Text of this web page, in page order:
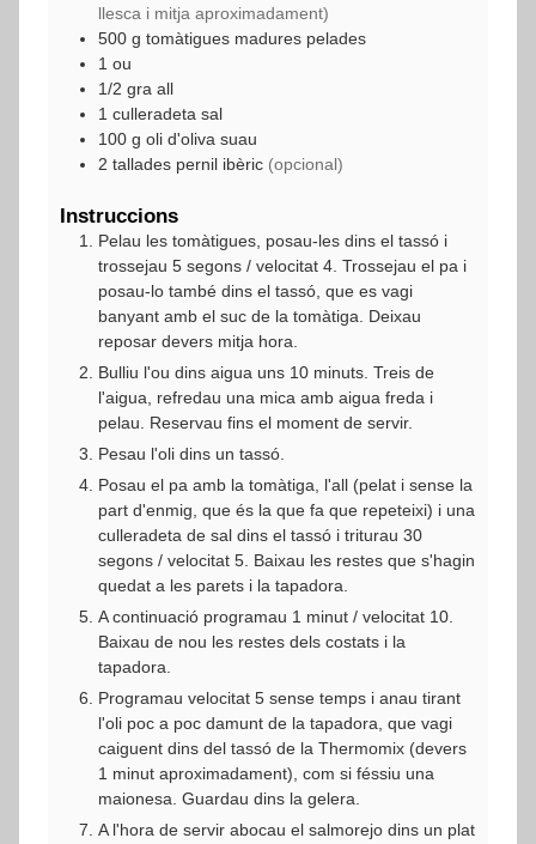
llesca i mitja aproximadament)
500 g tomàtigues madures pelades
1 ou
1/2 gra all
1 culleradeta sal
100 g oli d'oliva suau
2 tallades pernil ibèric (opcional)
Instruccions
Pelau les tomàtigues, posau-les dins el tassó i
trossejau 5 segons / velocitat 4. Trossejau el pa i
posau-lo també dins el tassó, que es vagi
banyant amb el suc de la tomàtiga. Deixau
reposar devers mitja hora.
Bulliu l'ou dins aigua uns 10 minuts. Treis de
l'aigua, refredau una mica amb aigua freda i
pelau. Reservau fins el moment de servir.
Pesau l'oli dins un tassó.
Posau el pa amb la tomàtiga, l'all (pelat i sense la
part d'enmig, que és la que fa que repeteixi) i una
culleradeta de sal dins el tassó i triturau 30
segons / velocitat 5. Baixau les restes que s'hagin
quedat a les parets i la tapadora.
A continuació programau 1 minut / velocitat 10.
Baixau de nou les restes dels costats i la
tapadora.
Programau velocitat 5 sense temps i anau tirant
l'oli poc a poc damunt de la tapadora, que vagi
caiguent dins del tassó de la Thermomix (devers
1 minut aproximadament), com si féssiu una
maionesa. Guardau dins la gelera.
A l'hora de servir abocau el salmorejo dins un plat